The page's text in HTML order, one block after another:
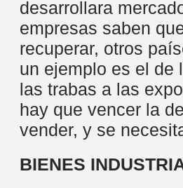
desarrollara
empresas saben
recuperar, otros
un ejemplo es el de
las trabas a las
hay que vencer la
vender, y se
BIENES